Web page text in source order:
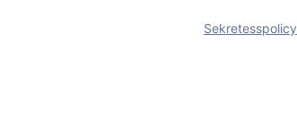
Sekretesspolicy